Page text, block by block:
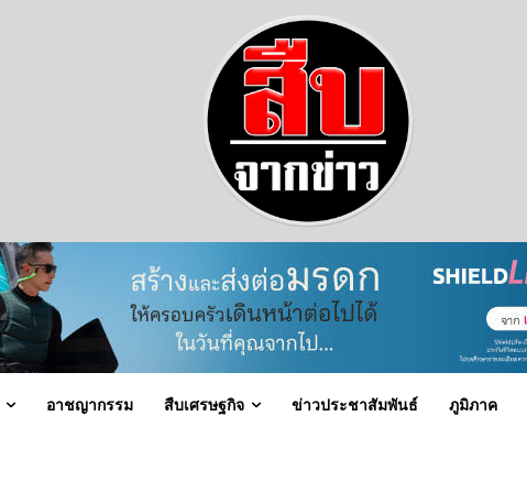
อาชญากรรม สืบเศรษฐกิจ ข่าวประชาสัมพันธ์ ภูมิภาค